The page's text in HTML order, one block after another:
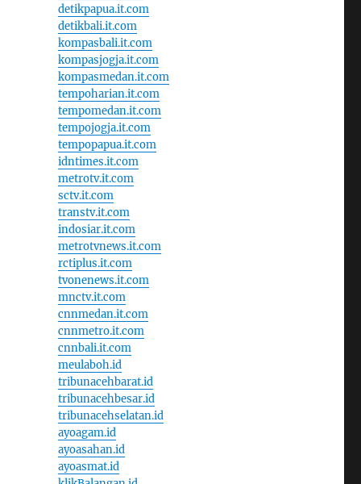
detikpapua.it.com
detikbali.it.com
kompasbali.it.com
kompasjogja.it.com
kompasmedan.it.com
tempoharian.it.com
tempomedan.it.com
tempojogja.it.com
tempopapua.it.com
idntimes.it.com
metrotv.it.com
sctv.it.com
transtv.it.com
indosiar.it.com
metrotvnews.it.com
rctiplus.it.com
tvonenews.it.com
mnctv.it.com
cnnmedan.it.com
cnnmetro.it.com
cnnbali.it.com
meulaboh.id
tribunacehbarat.id
tribunacehbesar.id
tribunacehselatan.id
ayoagam.id
ayoasahan.id
ayoasmat.id